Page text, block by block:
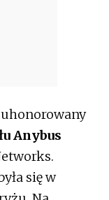
Anybus
się w